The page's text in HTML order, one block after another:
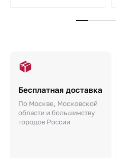
Бесплатная доставка
По Москве, Московской
области и большинству
городов России